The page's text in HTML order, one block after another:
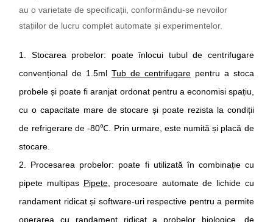
au o varietate de specificații, conformându-se nevoilor
stațiilor de lucru complet automate și experimentelor.
1. Stocarea probelor: poate înlocui tubul de centrifugare
convențional de 1.5mlTub de centrifugarepentru a stoca
probele și poate fi aranjat ordonat pentru a economisi spațiu,
cu o capacitate mare de stocare și poate rezista la condiții
de refrigerare de -80℃. Prin urmare, este numită și placă de
stocare.
2. Procesarea probelor: poate fi utilizată în combinație cu
pipete multipas Pipete, procesoare automate de lichide cu
randament ridicat și software-uri respective pentru a permite
operarea cu randament ridicat a probelor biologice, de